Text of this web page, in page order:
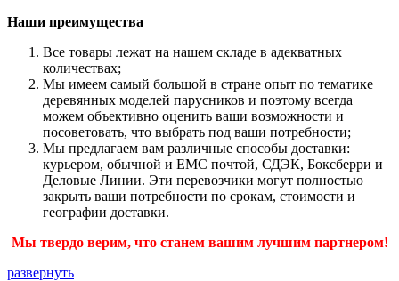
Наши преимущества
Все товары лежат на нашем складе в адекватных
количествах;
Мы имеем самый большой в стране опыт по тематике
деревянных моделей парусников и поэтому всегда
можем объективно оценить ваши возможности и
посоветовать, что выбрать под ваши потребности;
Мы предлагаем вам различные способы доставки:
курьером, обычной и ЕМС почтой, СДЭК, Боксберри и
Деловые Линии. Эти перевозчики могут полностью
закрыть ваши потребности по срокам, стоимости и
географии доставки.
Мы твердо верим, что станем вашим лучшим партнером!
развернуть